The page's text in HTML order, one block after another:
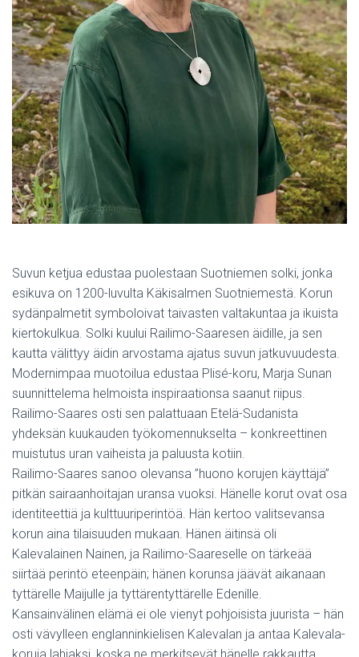
Suvun ketjua edustaa puolestaan Suotniemen solki, jonka
esikuva on 1200-luvulta Käkisalmen Suotniemestä. Korun
sydänpalmetit symboloivat taivasten valtakuntaa ja ikuista
kiertokulkua. Solki kuului Railimo-Saaresen äidille, ja sen
kautta välittyy äidin arvostama ajatus suvun jatkuvuudesta.
Modernimpaa muotoilua edustaa Plisé-koru, Marja Sunan
suunnittelema helmoista inspiraationsa saanut riipus.
Railimo-Saares osti sen palattuaan Etelä-Sudanista
yhdeksän kuukauden työkomennukselta – konkreettinen
muistutus uran vaiheista ja paluusta kotiin.
Railimo-Saares sanoo olevansa ”huono korujen käyttäjä”
pitkän sairaanhoitajan uransa vuoksi. Hänelle korut ovat osa
identiteettiä ja kulttuuriperintöä. Hän kertoo valitsevansa
korun aina tilaisuuden mukaan. Hänen äitinsä oli
Kalevalainen Nainen, ja Railimo-Saareselle on tärkeää
siirtää perintö eteenpäin; hänen korunsa jäävät aikanaan
tyttärelle Maijulle ja tyttärentyttärelle Edenille.
Kansainvälinen elämä ei ole vienyt pohjoisista juurista – hän
osti vävylleen englanninkielisen Kalevalan ja antaa Kalevala-
koruja lahjaksi, koska ne merkitsevät hänelle rakkautta,